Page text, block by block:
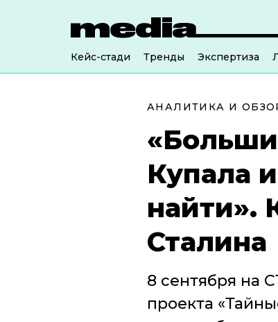
Кейс-стади Тренды Экспертиза
АНАЛИТИКА И
Купала
найти».
Сталина
8 сентября на
проекта